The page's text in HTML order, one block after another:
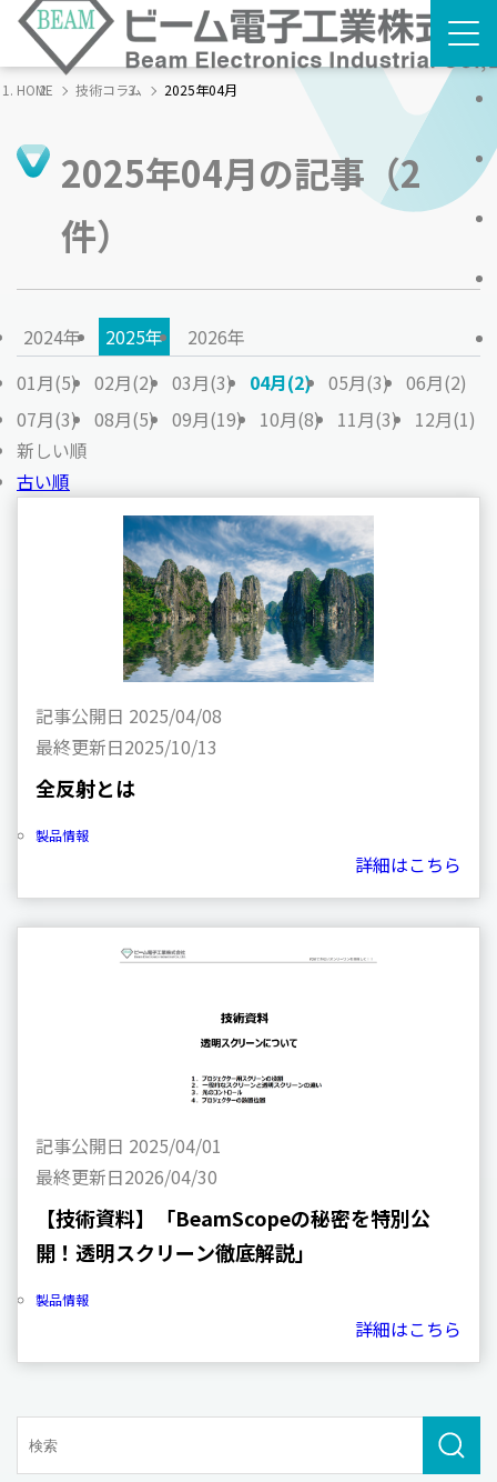
HOME 技術コラム 2025年04月
2025年04月の記事 （2
件）
2024年 2025年
2026年
01月(5)
02月(2) 03月(3) 04月(2) 05月(3)
06月(2)
07月(3)
08月(5) 09月(19) 10月(8) 11月(3)
12月(1)
新しい順
古い順
記事公開日 2025/04/08
最終更新日2025/10/13
全反射とは
製品情報
詳細はこちら
記事公開日 2025/04/01
最終更新日2026/04/30
【技術資料】「BeamScopeの秘密を特別公
開！透明スクリーン徹底解説」
製品情報
詳細はこちら